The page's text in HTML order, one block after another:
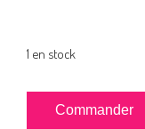
1 en stock
quantitéCommander